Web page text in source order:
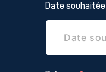
Date souhaitée